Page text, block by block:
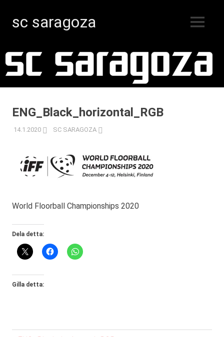
innehåll
sc saragoza
Kristinestad
sedan
MENY
ENG_Black_horizontal_RGB
14.1.2020 SC SARAGOZA
World Floorball Championships 2020
Dela detta:
Gilla detta: